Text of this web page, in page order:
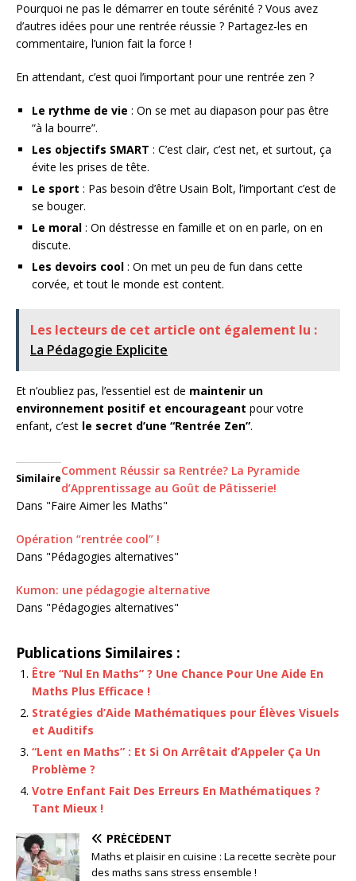
Pourquoi ne pas le démarrer en toute sérénité ? Vous avez
d’autres idées pour une rentrée réussie ? Partagez-les en
commentaire, l’union fait la force !
En attendant, c’est quoi l’important pour une rentrée zen ?
Le rythme de vie : On se met au diapason pour pas être
“à la bourre”.
Les objectifs SMART : C’est clair, c’est net, et surtout, ça
évite les prises de tête.
Le sport : Pas besoin d’être Usain Bolt, l’important c’est de
se bouger.
Le moral : On déstresse en famille et on en parle, on en
discute.
Les devoirs cool : On met un peu de fun dans cette
corvée, et tout le monde est content.
Les lecteurs de cet article ont également lu :
La Pédagogie Explicite
Et n’oubliez pas, l’essentiel est de maintenir un
environnement positif et encourageant pour votre
enfant, c’est le secret d’une “Rentrée Zen”.
Similaire
Comment Réussir sa Rentrée? La Pyramide
d’Apprentissage au Goût de Pâtisserie!
Dans "Faire Aimer les Maths"
Opération “rentrée cool” !
Dans "Pédagogies alternatives"
Kumon: une pédagogie alternative
Dans "Pédagogies alternatives"
Publications Similaires :
Être “Nul En Maths” ? Une Chance Pour Une Aide En
Maths Plus Efficace !
Stratégies d’Aide Mathématiques pour Élèves Visuels
et Auditifs
“Lent en Maths” : Et Si On Arrêtait d’Appeler Ça Un
Problème ?
Votre Enfant Fait Des Erreurs En Mathématiques ?
Tant Mieux !
PRÉCÉDENT
Maths et plaisir en cuisine : La recette secrète pour
des maths sans stress ensemble !